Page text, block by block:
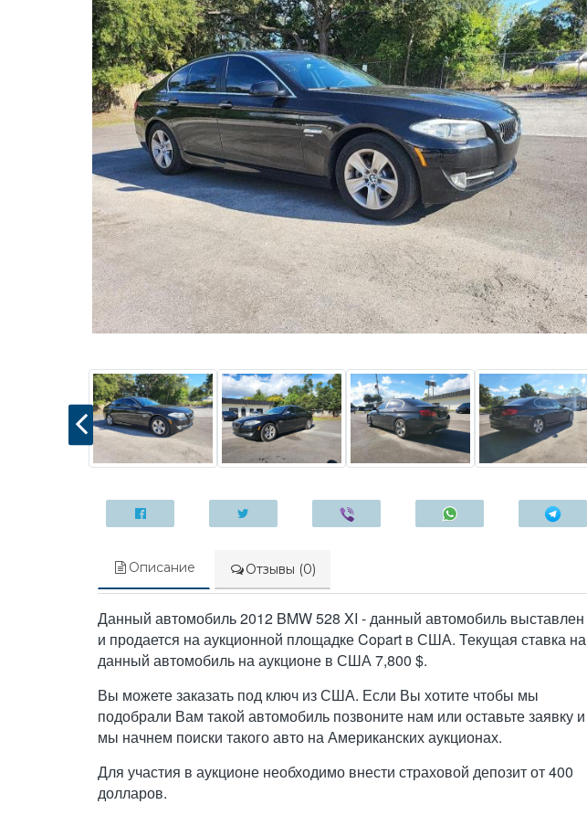
Описание Отзывы (0)
Данный автомобиль 2012 BMW 528 XI - данный автомобиль выставлен
и продается на аукционной площадке Copart в США. Текущая ставка на
данный автомобиль на аукционе в США 7,800 $.
Вы можете заказать под ключ из США. Если Вы хотите чтобы мы
подобрали Вам такой автомобиль позвоните нам или оставьте заявку и
мы начнем поиски такого авто на Американских аукционах.
Для участия в аукционе необходимо внести страховой депозит от 400
долларов.